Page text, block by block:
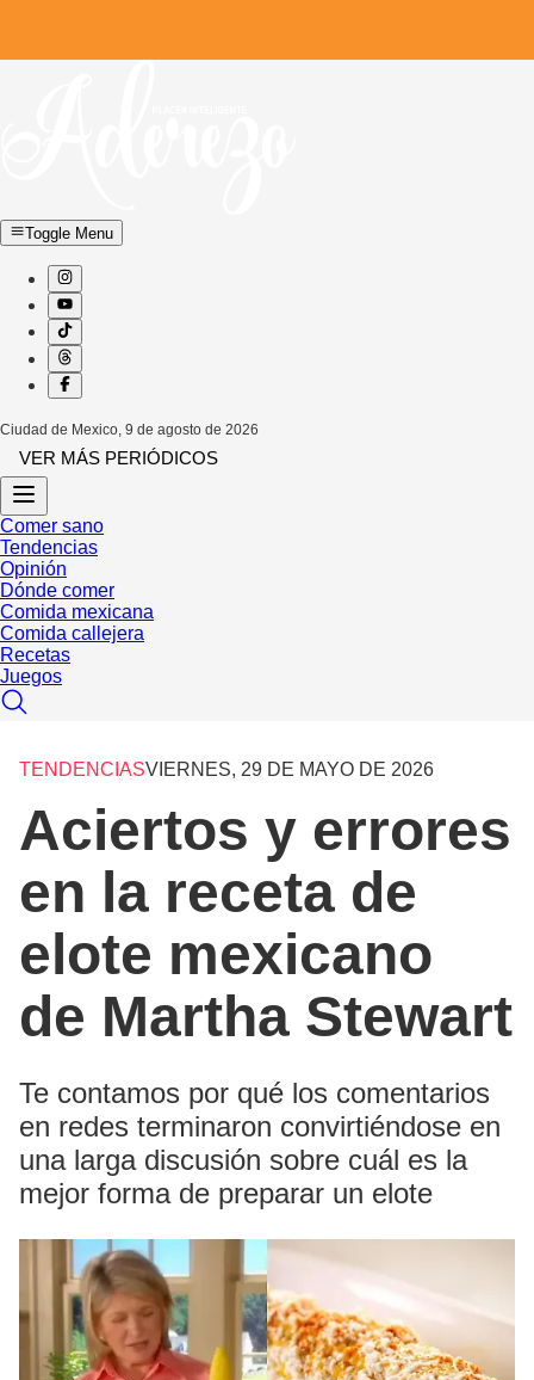
Toggle Menu
Ciudad de Mexico, 9 de agosto de 2026
VER MÁS PERIÓDICOS
Comer sano
Tendencias
Opinión
Dónde comer
Comida mexicana
Comida callejera
Recetas
Juegos
TENDENCIASVIERNES, 29 DE MAYO DE 2026
Aciertos y errores
en la receta de
elote mexicano
de Martha Stewart
Te contamos por qué los comentarios
en redes terminaron convirtiéndose en
una larga discusión sobre cuál es la
mejor forma de preparar un elote